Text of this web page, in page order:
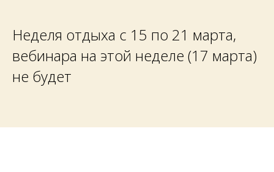
Неделя отдыха с 15 по 21 марта,
вебинара на этой неделе (17 марта)
не будет